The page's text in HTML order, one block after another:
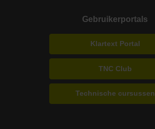
Gebruikerportals
Klartext Portal
TNC Club
Technische cursussen